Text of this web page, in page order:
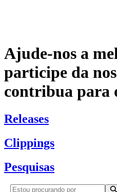
Ajude-nos a
participe da
contribua para
Releases
Clippings
Pesquisas